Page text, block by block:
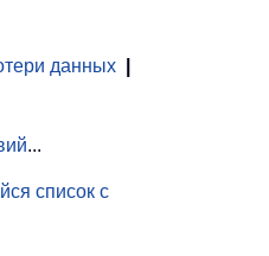
данных
...
список с